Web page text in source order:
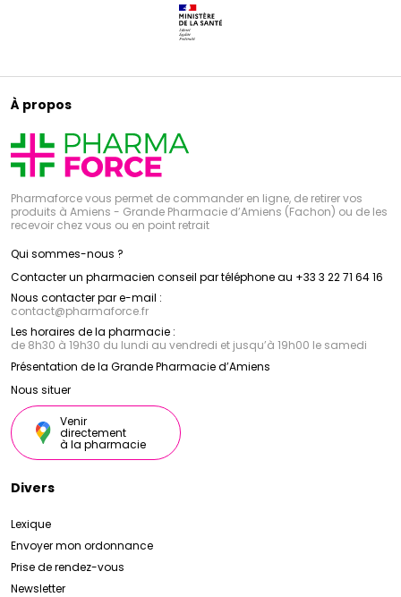
À propos
Pharmaforce vous permet de commander en ligne, de retirer vos
produits à Amiens - Grande Pharmacie d’Amiens (Fachon) ou de les
recevoir chez vous ou en point retrait
Qui sommes-nous ?
Contacter un pharmacien conseil par téléphone au +33 3 22 71 64 16
Nous contacter par e-mail :
contact@pharmaforce.fr
Les horaires de la pharmacie :
de 8h30 à 19h30 du lundi au vendredi et jusqu’à 19h00 le samedi
Présentation de la Grande Pharmacie d’Amiens
Nous situer
Venir
directement
à la pharmacie
Divers
Lexique
Envoyer mon ordonnance
Prise de rendez-vous
Newsletter